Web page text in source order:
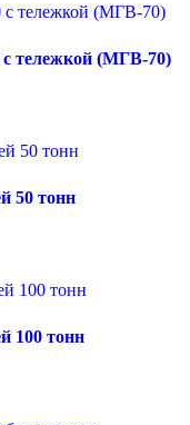
тележкой (МГВ-70)
50 тонн
100 тонн